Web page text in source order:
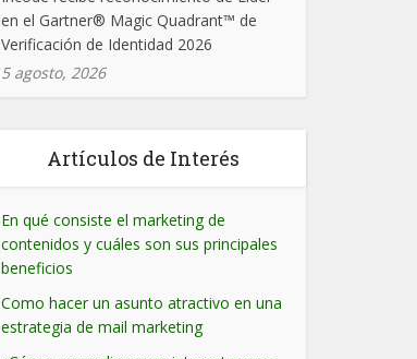
en el Gartner® Magic Quadrant™ de
Verificación de Identidad 2026
5 agosto, 2026
Artículos de Interés
En qué consiste el marketing de
contenidos y cuáles son sus principales
beneficios
Como hacer un asunto atractivo en una
estrategia de mail marketing